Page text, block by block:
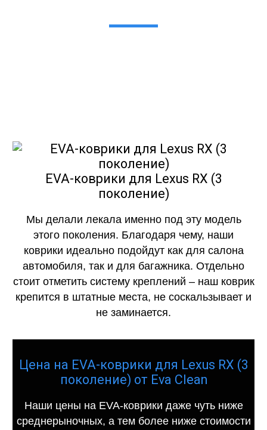
EVA-коврики для Lexus RX (3
поколение)
Мы делали лекала именно под эту модель
этого поколения. Благодаря чему, наши
коврики идеально подойдут как для салона
автомобиля, так и для багажника. Отдельно
стоит отметить систему креплений – наш коврик
крепится в штатные места, не соскальзывает и
не заминается.
Цена на EVA-коврики для Lexus RX (3
поколение) от Eva Clean
Наши цены на EVA-коврики даже чуть ниже
среднерыночных, а тем более ниже стоимости